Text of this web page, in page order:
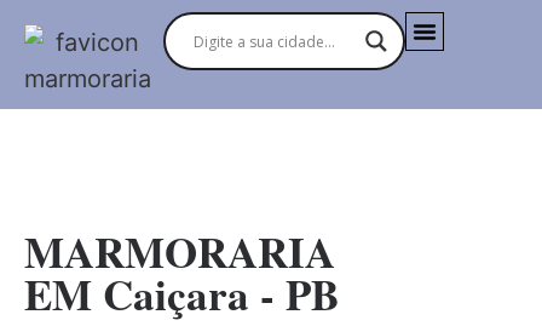
MARMORARIA
EM Caiçara - PB